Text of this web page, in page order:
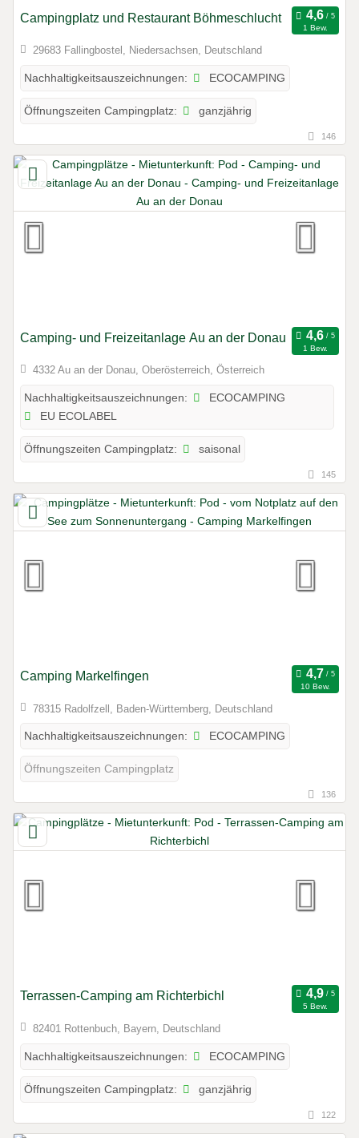
Campingplatz und Restaurant Böhmeschlucht
1 Bew.
29683 Fallingbostel, Niedersachsen, Deutschland
Nachhaltigkeitsauszeichnungen: ECOCAMPING
Öffnungszeiten Campingplatz: ganzjährig
146
Camping- und Freizeitanlage Au an der Donau
1 Bew.
4332 Au an der Donau, Oberösterreich, Österreich
Nachhaltigkeitsauszeichnungen:
ECOCAMPING
EU ECOLABEL
Öffnungszeiten Campingplatz: saisonal
145
Camping Markelfingen
10 Bew.
78315 Radolfzell, Baden-Württemberg, Deutschland
Nachhaltigkeitsauszeichnungen: ECOCAMPING
Öffnungszeiten Campingplatz
136
Terrassen-Camping am Richterbichl
5 Bew.
82401 Rottenbuch, Bayern, Deutschland
Nachhaltigkeitsauszeichnungen: ECOCAMPING
Öffnungszeiten Campingplatz: ganzjährig
122